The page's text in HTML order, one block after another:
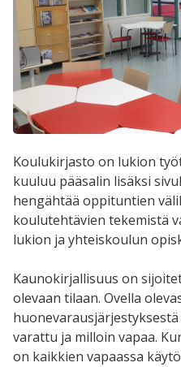
Koulukirjasto on lukion
kuuluu pääsalin lisäksi
hengähtää oppituntien
koulutehtävien tekemistä
lukion ja yhteiskoulun
Kaunokirjallisuus on
olevaan tilaan. Ovella
varattu ja milloin vapaa.
on kaikkien vapaassa